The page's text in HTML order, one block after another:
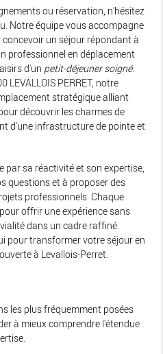
ou réservation, n'hésitez
Notre équipe vous accompagne
un séjour répondant à
professionnel en déplacement
d'un petit-déjeuner soigné.
LEVALLOIS PERRET, notre
stratégique alliant
découvrir les charmes de
d'une infrastructure de pointe et
par sa réactivité et son expertise,
questions et à proposer des
professionnels. Chaque
offrir une expérience sans
dans un cadre raffiné.
pour transformer votre séjour en
à Levallois-Perret.
les plus fréquemment posées
à mieux comprendre l'étendue